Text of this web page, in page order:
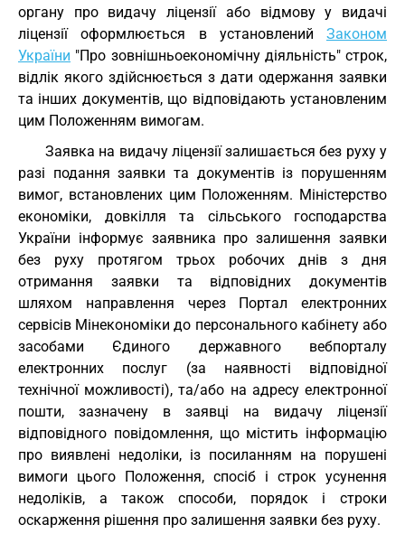
органу про видачу ліцензії або відмову у видачі
ліцензії оформлюється в установлений Законом
України "Про зовнішньоекономічну діяльність" строк,
відлік якого здійснюється з дати одержання заявки
та інших документів, що відповідають установленим
цим Положенням вимогам.
Заявка на видачу ліцензії залишається без руху у
разі подання заявки та документів із порушенням
вимог, встановлених цим Положенням. Міністерство
економіки, довкілля та сільського господарства
України інформує заявника про залишення заявки
без руху протягом трьох робочих днів з дня
отримання заявки та відповідних документів
шляхом направлення через Портал електронних
сервісів Мінекономіки до персонального кабінету або
засобами Єдиного державного вебпорталу
електронних послуг (за наявності відповідної
технічної можливості), та/або на адресу електронної
пошти, зазначену в заявці на видачу ліцензії
відповідного повідомлення, що містить інформацію
про виявлені недоліки, із посиланням на порушені
вимоги цього Положення, спосіб і строк усунення
недоліків, а також способи, порядок і строки
оскарження рішення про залишення заявки без руху.